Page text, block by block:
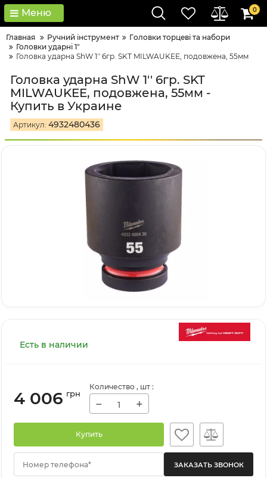
Меню 0
Главная Ручний інструмент
Гoлoвки тopцeві тa нaбopи
Головки ударні 1"
Головка ударна ShW 1'' 6гр. SKT MILWAUKEE, подовжена, 55мм
Головка ударна ShW 1'' 6гр. SKT
MILWAUKEE, подовжена, 55мм -
Купить в Украине
Артикул: 4932480436
Есть в наличии
4 006 грн
Количество , шт :
− +
Купить
Номер телефона*